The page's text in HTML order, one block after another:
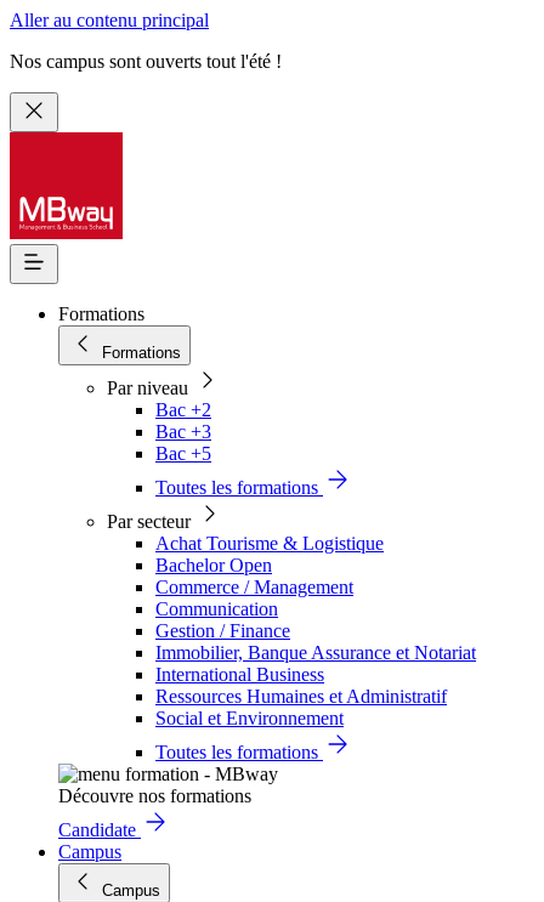
Aller au contenu principal
Nos campus sont ouverts tout l'été !
Formations
Formations
Par niveau
Bac +2
Bac +3
Bac +5
Toutes les formations
Par secteur
Achat Tourisme & Logistique
Bachelor Open
Commerce / Management
Communication
Gestion / Finance
Immobilier, Banque Assurance et Notariat
International Business
Ressources Humaines et Administratif
Social et Environnement
Toutes les formations
Découvre nos formations
Candidate
Campus
Campus